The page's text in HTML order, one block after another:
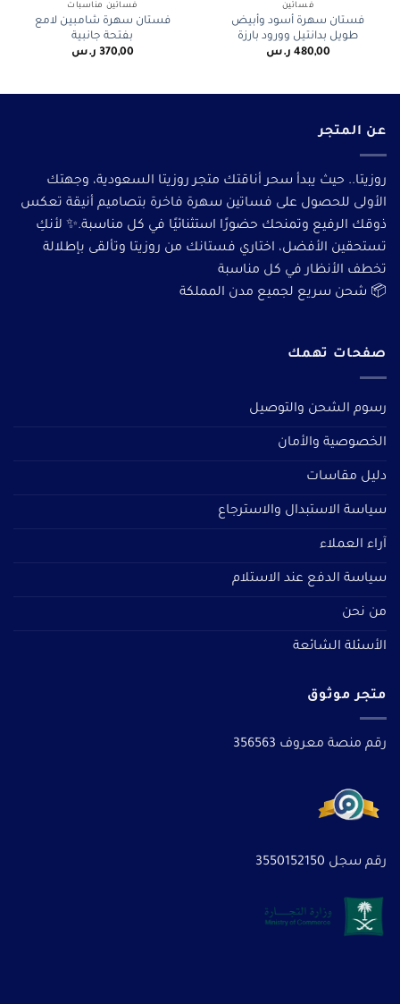
فساتين
فستان سهرة أسود وأبيض
طويل بدانتيل وورود بارزة
480,00 ر.س
فساتين مناسبات
فستان سهرة شامبين لامع
بفتحة جانبية
370,00 ر.س
عن المتجر
روزيتا.. حيث يبدأ سحر أناقتك متجر روزيتا السعودية، وجهتك
الأولى للحصول على فساتين سهرة فاخرة بتصاميم أنيقة تعكس
ذوقك الرفيع وتمنحك حضورًا استثنائيًا في كل مناسبة.✨ لأنكِ
تستحقين الأفضل، اختاري فستانك من روزيتا وتألقى بإطلالة
تخطف الأنظار في كل مناسبة
📦 شحن سريع لجميع مدن المملكة
صفحات تهمك
رسوم الشحن والتوصيل
الخصوصية والأمان
دليل مقاسات
سياسة الاستبدال والاسترجاع
آراء العملاء
سياسة الدفع عند الاستلام
من نحن
الأسئلة الشائعة
متجر موثوق
رقم منصة معروف 356563
رقم سجل 3550152150